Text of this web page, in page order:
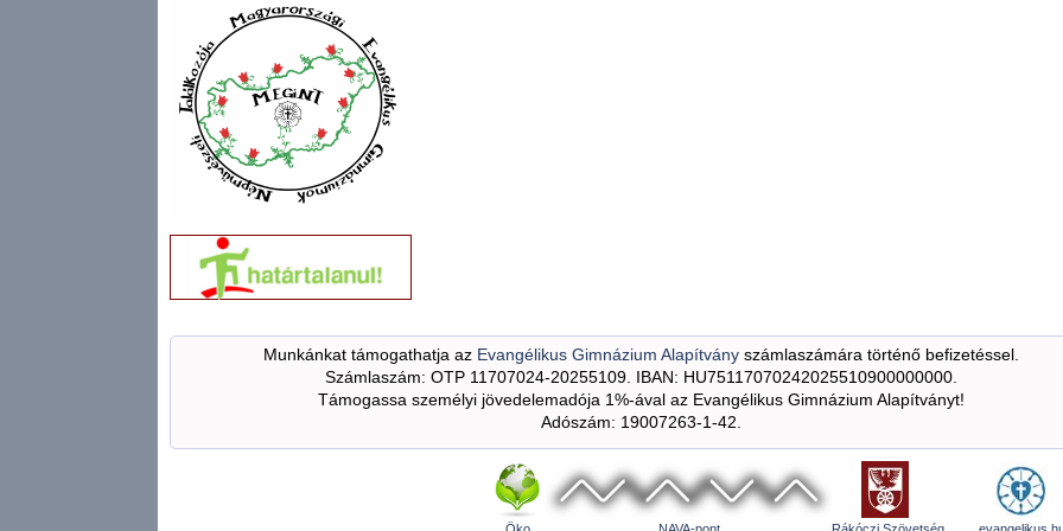
Munkánkat támogathatja az Evangélikus Gimnázium Alapítványszámlaszámára történő befizetéssel.
Számlaszám: OTP 11707024-20255109. IBAN: HU75117070242025510900000000.
Támogassa személyi jövedelemadója 1%-ával az Evangélikus Gimnázium Alapítványt!
Adószám: 19007263-1-42.